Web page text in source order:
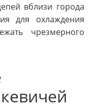
вблизи города
для охлаждения
чрезмерного